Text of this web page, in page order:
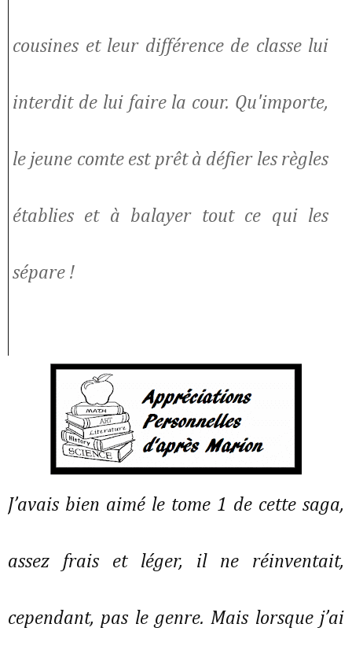
cousines et leur différence de classe lui
interdit de lui faire la cour. Qu'importe,
le jeune comte est prêt à défier les règles
établies et à balayer tout ce qui les
sépare !
J’avais bien aimé le tome 1 de cette saga,
assez frais et léger, il ne réinventait,
cependant, pas le genre. Mais lorsque j’ai